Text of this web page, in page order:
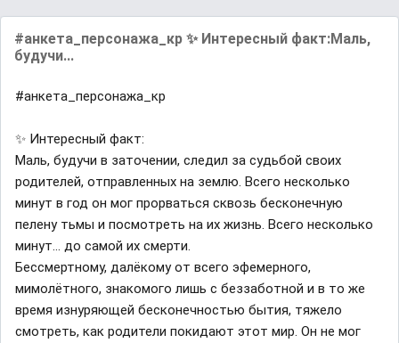
#анкета_персонажа_кр ✨ Интересный факт:Маль,
будучи...
#анкета_персонажа_кр
✨ Интересный факт:
Маль, будучи в заточении, следил за судьбой своих
родителей, отправленных на землю. Всего несколько
минут в год он мог прорваться сквозь бесконечную
пелену тьмы и посмотреть на их жизнь. Всего несколько
минут… до самой их смерти.
Бессмертному, далёкому от всего эфемерного,
мимолётного, знакомого лишь с беззаботной и в то же
время изнуряющей бесконечностью бытия, тяжело
смотреть, как родители покидают этот мир. Он не мог